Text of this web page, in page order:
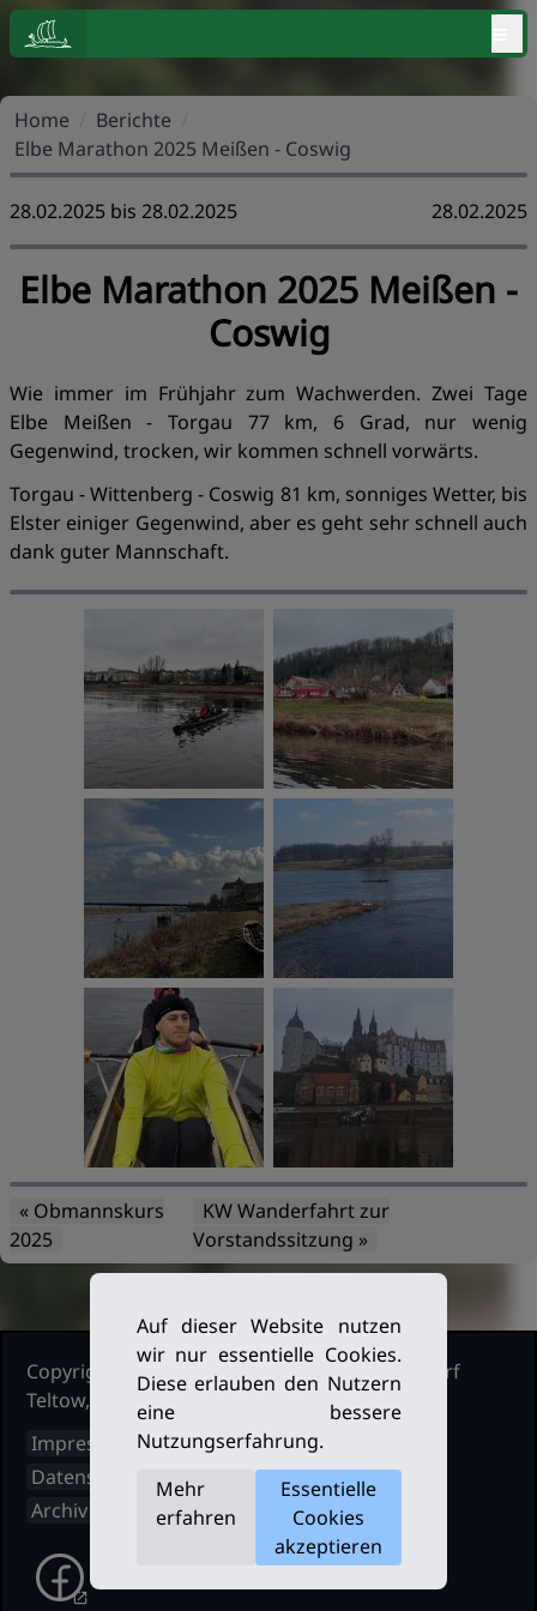
Home Berichte
Elbe Marathon 2025 Meißen - Coswig
28.02.2025 bis 28.02.2025 28.02.2025
Elbe Marathon 2025 Meißen -
Coswig
Wie immer im Frühjahr zum Wachwerden. Zwei Tage
Elbe Meißen - Torgau 77 km, 6 Grad, nur wenig
Gegenwind, trocken, wir kommen schnell vorwärts.
Torgau - Wittenberg - Coswig 81 km, sonniges Wetter, bis
Elster einiger Gegenwind, aber es geht sehr schnell auch
dank guter Mannschaft.
« Obmannskurs
2025
KW Wanderfahrt zur
Vorstandssitzung »
Copyright Ruderclub Kleinmachnow Stahnsdorf
Teltow, 2026. Alle Rechte vorbehalten.
Impressum
Datenschutz
Archiv
Auf dieser Website nutzen
wir nur essentielle Cookies.
Diese erlauben den Nutzern
eine bessere
Nutzungserfahrung.
Mehr
erfahren
Essentielle
Cookies
akzeptieren